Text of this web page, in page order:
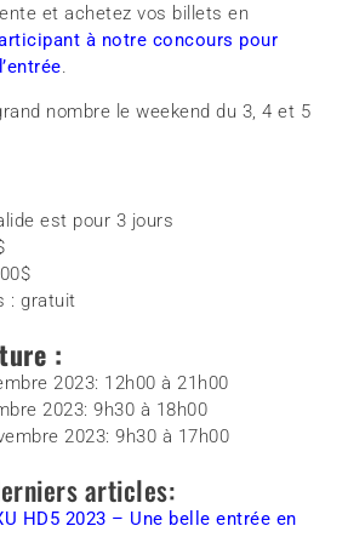
et achetez vos billets en
à notre concours pour
nombre le weekend du 3, 4 et 5
est pour 3 jours
: gratuit
:
2023: 12h00 à 21h00
2023: 9h30 à 18h00
2023: 9h30 à 17h00
articles:
HD5 2023 – Une belle entrée en